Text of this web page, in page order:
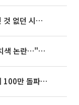
임영웅, 어느덧 데뷔 10주년⋯"가진 것 없던 시절, 내 앞엔 20명의 팬뿐"
김희철, '뒤집힌 태극기' 지적 후 정치색 논란…"좌우 떠나 우리나라 국기"
놀란 감독 '오디세이', 개봉 4일 만에 100만 돌파⋯'왕사남' 보다 빠르다